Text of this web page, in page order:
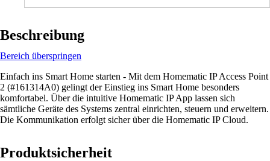
Beschreibung
Bereich überspringen
Einfach ins Smart Home starten - Mit dem Homematic IP Access Point
2 (#161314A0) gelingt der Einstieg ins Smart Home besonders
komfortabel. Über die intuitive Homematic IP App lassen sich
sämtliche Geräte des Systems zentral einrichten, steuern und erweitern.
Die Kommunikation erfolgt sicher über die Homematic IP Cloud.
Produktsicherheit